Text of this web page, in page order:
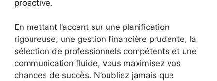
proactive.
En mettant l’accent sur une planification
rigoureuse, une gestion financière prudente, la
sélection de professionnels compétents et une
communication fluide, vous maximisez vos
chances de succès. N’oubliez jamais que